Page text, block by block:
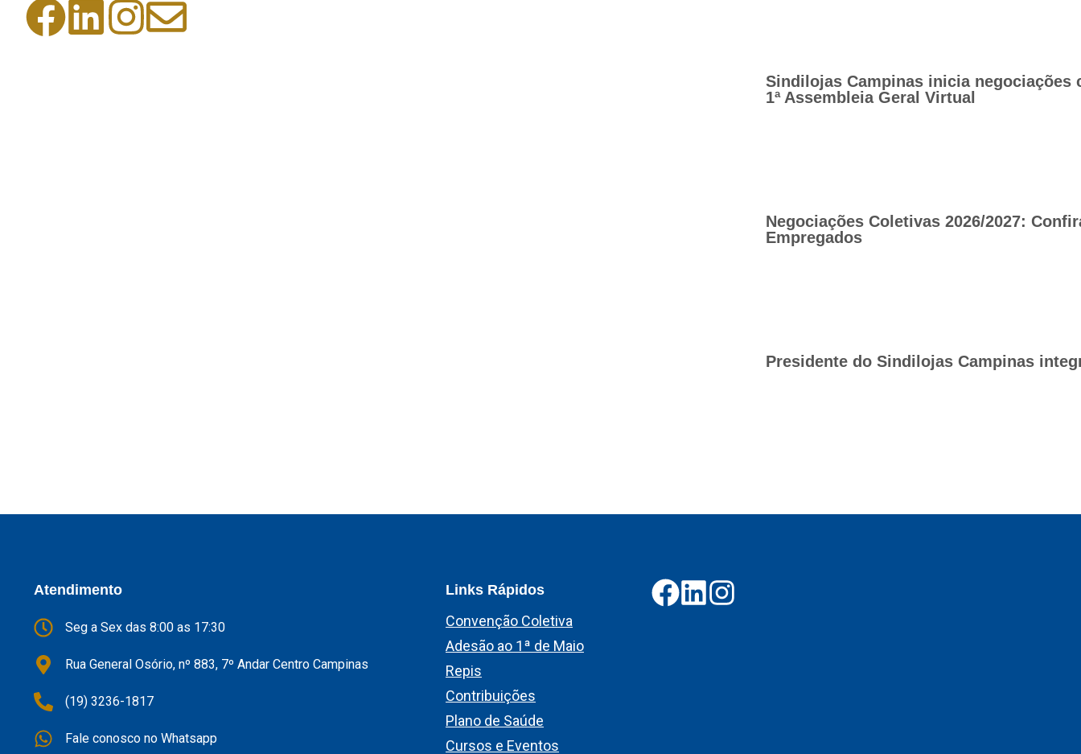
Sindilojas Campinas inicia negociações
1ª Assembleia Geral Virtual
Negociações Coletivas 2026/2027:
Empregados
Presidente do Sindilojas Campinas
Atendimento
Seg a Sex das 8:00 as 17:30
Rua General Osório, nº 883, 7º Andar Centro Campinas
(19) 3236-1817
Fale conosco no Whatsapp
Links Rápidos
Convenção Coletiva
Adesão ao 1ª de Maio
Repis
Contribuições
Plano de Saúde
Cursos e Eventos